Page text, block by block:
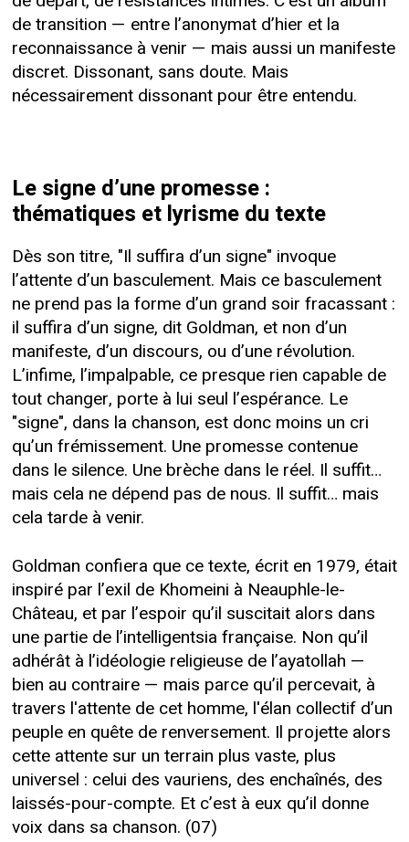
de transition — entre l’anonymat d’hier et la
reconnaissance à venir — mais aussi un manifeste
discret. Dissonant, sans doute. Mais
nécessairement dissonant pour être entendu.
Le signe d’une promesse :
thématiques et lyrisme du texte
Dès son titre, "Il suffira d’un signe" invoque
l’attente d’un basculement. Mais ce basculement
ne prend pas la forme d’un grand soir fracassant :
il suffira d’un signe, dit Goldman, et non d’un
manifeste, d’un discours, ou d’une révolution.
L’infime, l’impalpable, ce presque rien capable de
tout changer, porte à lui seul l’espérance. Le
"signe", dans la chanson, est donc moins un cri
qu’un frémissement. Une promesse contenue
dans le silence. Une brèche dans le réel. Il suffit…
mais cela ne dépend pas de nous. Il suffit… mais
cela tarde à venir.
Goldman confiera que ce texte, écrit en 1979, était
inspiré par l’exil de Khomeini à Neauphle-le-
Château, et par l’espoir qu’il suscitait alors dans
une partie de l’intelligentsia française. Non qu’il
adhérât à l’idéologie religieuse de l’ayatollah —
bien au contraire — mais parce qu’il percevait, à
travers l'attente de cet homme, l'élan collectif d’un
peuple en quête de renversement. Il projette alors
cette attente sur un terrain plus vaste, plus
universel : celui des vauriens, des enchaînés, des
laissés-pour-compte. Et c’est à eux qu’il donne
voix dans sa chanson. (07)